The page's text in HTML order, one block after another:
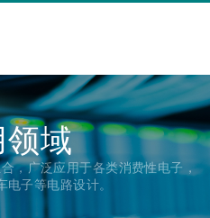
领域
，广泛应用于各类消费性电子，
电子等电路设计。